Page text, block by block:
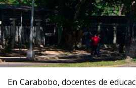
En Carabobo, docentes de